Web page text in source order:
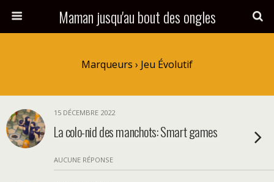
Maman jusqu'au bout des ongles
Marqueurs › Jeu Évolutif
15 DÉCEMBRE 2022
La colo-nid des manchots: Smart games
AUCUNE RÉPONSE